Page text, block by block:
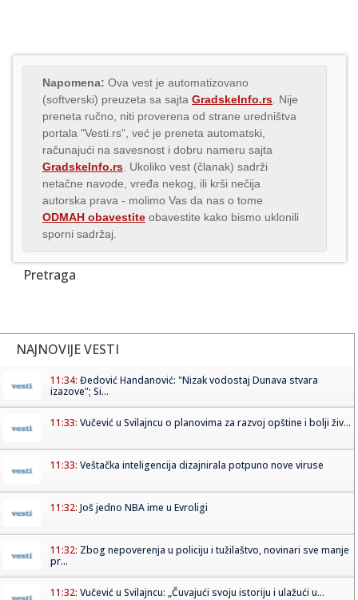
Napomena: Ova vest je automatizovano
(softverski) preuzeta sa sajta GradskeInfo.rs . Nije
preneta ručno, niti proverena od strane uredništva
portala "Vesti.rs", već je preneta automatski,
računajući na savesnost i dobru nameru sajta
GradskeInfo.rs . Ukoliko vest (članak) sadrži
netačne navode, vređa nekog, ili krši nečija
autorska prava - molimo Vas da nas o tome
ODMAH obavestite obavestite kako bismo uklonili
sporni sadržaj.
Pretraga
NAJNOVIJE VESTI
11:34: Đedović Handanović: "Nizak vodostaj Dunava stvara
izazove"; Si...
11:33: Vučević u Svilajncu o planovima za razvoj opštine i bolji živ...
11:33: Veštačka inteligencija dizajnirala potpuno nove viruse
11:32: Još jedno NBA ime u Evroligi
11:32: Zbog nepoverenja u policiju i tužilaštvo, novinari sve manje
pr...
11:32: Vučević u Svilajncu: „Čuvajući svoju istoriju i ulažući u...